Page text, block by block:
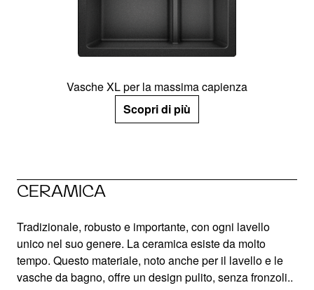
Vasche XL per la massima capienza
Scopri di più
CERAMICA
Tradizionale, robusto e importante, con ogni lavello
unico nel suo genere. La ceramica esiste da molto
tempo. Questo materiale, noto anche per il lavello e le
vasche da bagno, offre un design pulito, senza fronzoli..